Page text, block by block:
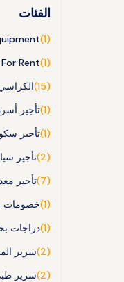
الفئات
(1)
Rent
(1)
الكراسي
(15)
تأجير (1)
تأجير (1)
تأجير
(2)
تأجير
(7)
خصومات
(1)
دراجات (1)
سرير
(2)
سرير
(2)